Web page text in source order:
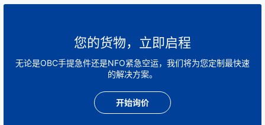
您的货物，立即启程
无论是OBC手提急件还是NFO紧急空运，我们将为您定制最快速
的解决方案。
开始询价